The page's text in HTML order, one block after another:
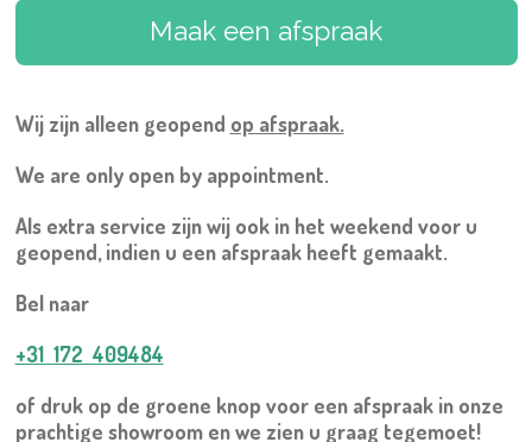
Maak een afspraak
Wij zijn alleen geopend op afspraak.
We are only open by appointment.
Als extra service zijn wij ook in het weekend voor u
geopend, indien u een afspraak heeft gemaakt.
Bel naar
+31 172 409484
of druk op de groene knop voor een afspraak in onze
prachtige showroom en we zien u graag tegemoet!